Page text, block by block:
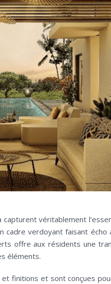
véritablement
cadre verdoyant faisant
offre aux résidents une
éléments.
finitions et sont conçues